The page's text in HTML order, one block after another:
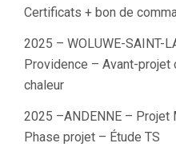
Certificats + bon de
2025 – WOLUWE-SAINT-
Providence – Avant-projet
chaleur
2025 –ANDENNE –
Phase projet – Étude TS